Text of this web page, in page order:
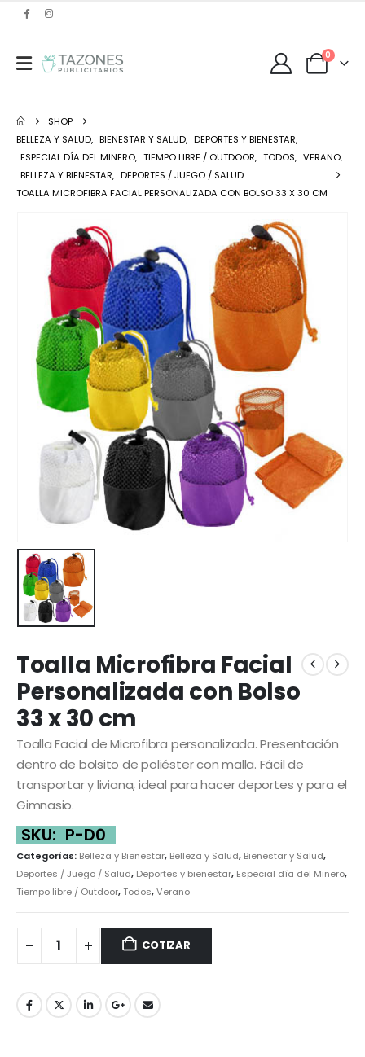
0
SHOP
BELLEZA Y SALUD, BIENESTAR Y SALUD, DEPORTES Y BIENESTAR,
ESPECIAL DÍA DEL MINERO, TIEMPO LIBRE / OUTDOOR, TODOS, VERANO,
BELLEZA Y BIENESTAR, DEPORTES / JUEGO / SALUD
TOALLA MICROFIBRA FACIAL PERSONALIZADA CON BOLSO 33 X 30 CM
Toalla Microfibra Facial
Personalizada con Bolso
33 x 30 cm
Toalla Facial de Microfibra personalizada. Presentación
dentro de bolsito de poliéster con malla. Fácil de
transportar y liviana, ideal para hacer deportes y para el
Gimnasio.
SKU: P-D0
Categorías: Belleza y Bienestar, Belleza y Salud, Bienestar y Salud,
Deportes / Juego / Salud, Deportes y bienestar, Especial día del Minero,
Tiempo libre / Outdoor,Todos,Verano
COTIZAR